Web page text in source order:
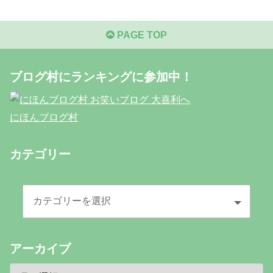
PAGE TOP
ブログ村にランキングに参加中！
にほんブログ村
カテゴリー
アーカイブ